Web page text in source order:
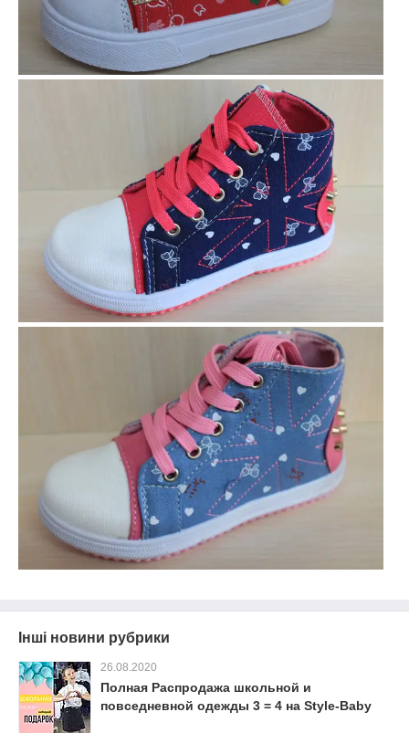
Інші новини рубрики
26.08.2020
Полная Распродажа школьной и
повседневной одежды 3 = 4 на Style-Baby